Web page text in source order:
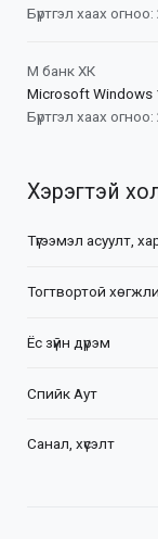
Бүртгэл хаах
М банк ХК
Microsoft Windows
Бүртгэл хаах
Хэрэгтэй
Түгээмэл асуулт,
Тогтвортой
Ёс зүйн дүрэм
Спийк Аут
Санал, хүсэлт